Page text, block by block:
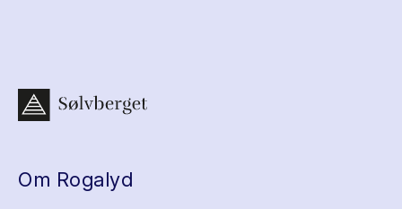
Om Rogalyd